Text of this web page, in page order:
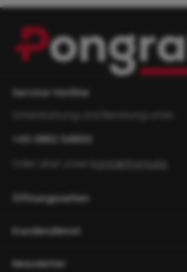
Service-Hotline
+43 3862 34800
Kontaktformular
Öffnungszeiten
Kundendienst
Newsletter